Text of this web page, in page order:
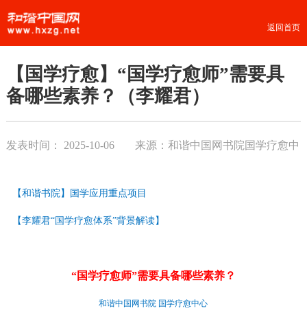
返回首页
【国学疗愈】“国学疗愈师”需要具
备哪些素养？（李耀君）
发表时间： 2025-10-06
来源：和谐中国网书院国学疗愈中
【和谐书院】国学应用重点项目
【李耀君“国学疗愈体系”背景解读】
“国学疗愈师”需要具备哪些素养？
和谐中国网书院 国学疗愈中心